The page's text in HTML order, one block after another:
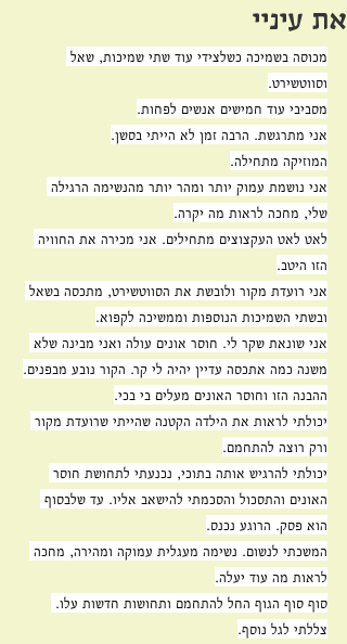
את עיניי
מכוסה בשמיכה כשלצידי עוד שתי שמיכות, שאל
וסווטשירט.
מסביבי עוד חמישים אנשים לפחות.
אני מתרגשת. הרבה זמן לא הייתי בסשן.
המוזיקה מתחילה.
אני נושמת עמוק יותר ומהר יותר מהנשימה הרגילה
שלי, מחכה לראות מה יקרה.
לאט לאט העקצוצים מתחילים. אני מכירה את החוויה
הזו היטב.
אני רועדת מקור ולובשת את הסווטשירט, מתכסה בשאל
ובשתי השמיכות הנוספות וממשיכה לקפוא.
אני שונאת שקר לי. חוסר אונים עולה ואני מבינה שלא
משנה כמה אתכסה עדיין יהיה לי קר. הקור נובע מבפנים.
ההבנה הזו וחוסר האונים מעלים בי בכי.
יכולתי לראות את הילדה הקטנה שהייתי שרועדת מקור
ורק רוצה להתחמם.
יכולתי להרגיש אותה בתוכי, נכנעתי לתחושת חוסר
האונים והתסכול והסכמתי להישאב אליו. עד שלבסוף
הוא פסק. הרוגע נכנס.
המשכתי לנשום. נשימה מעגלית עמוקה ומהירה, מחכה
לראות מה עוד יעלה.
סוף סוף הגוף החל להתחמם ותחושות חדשות עלו.
צללתי לגל נוסף.